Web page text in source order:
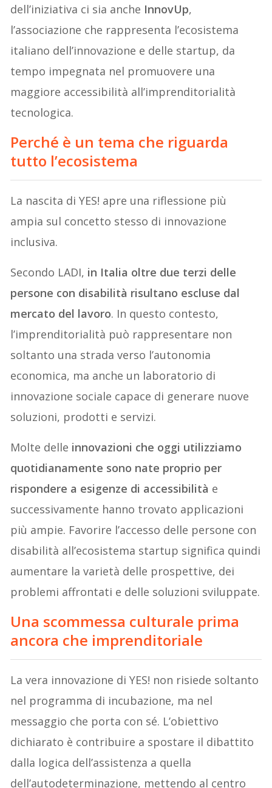
dell’iniziativa ci sia anche InnovUp,
l’associazione che rappresenta l’ecosistema
italiano dell’innovazione e delle startup, da
tempo impegnata nel promuovere una
maggiore accessibilità all’imprenditorialità
tecnologica.
Perché è un tema che riguarda
tutto l’ecosistema
La nascita di YES! apre una riflessione più
ampia sul concetto stesso di innovazione
inclusiva.
Secondo LADI, in Italia oltre due terzi delle
persone con disabilità risultano escluse dal
mercato del lavoro. In questo contesto,
l’imprenditorialità può rappresentare non
soltanto una strada verso l’autonomia
economica, ma anche un laboratorio di
innovazione sociale capace di generare nuove
soluzioni, prodotti e servizi.
Molte delle innovazioni che oggi utilizziamo
quotidianamente sono nate proprio per
rispondere a esigenze di accessibilità e
successivamente hanno trovato applicazioni
più ampie. Favorire l’accesso delle persone con
disabilità all’ecosistema startup significa quindi
aumentare la varietà delle prospettive, dei
problemi affrontati e delle soluzioni sviluppate.
Una scommessa culturale prima
ancora che imprenditoriale
La vera innovazione di YES! non risiede soltanto
nel programma di incubazione, ma nel
messaggio che porta con sé. L’obiettivo
dichiarato è contribuire a spostare il dibattito
dalla logica dell’assistenza a quella
dell’autodeterminazione, mettendo al centro